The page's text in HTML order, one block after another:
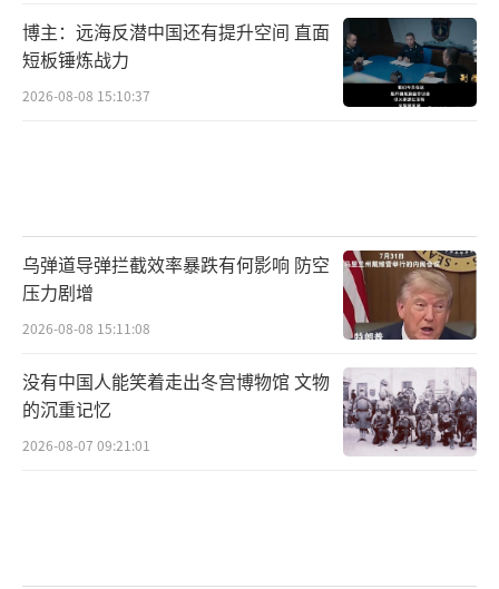
博主：远海反潜中国还有提升空间 直面
短板锤炼战力
2026-08-08 15:10:37
乌弹道导弹拦截效率暴跌有何影响 防空
压力剧增
2026-08-08 15:11:08
没有中国人能笑着走出冬宫博物馆 文物
的沉重记忆
2026-08-07 09:21:01